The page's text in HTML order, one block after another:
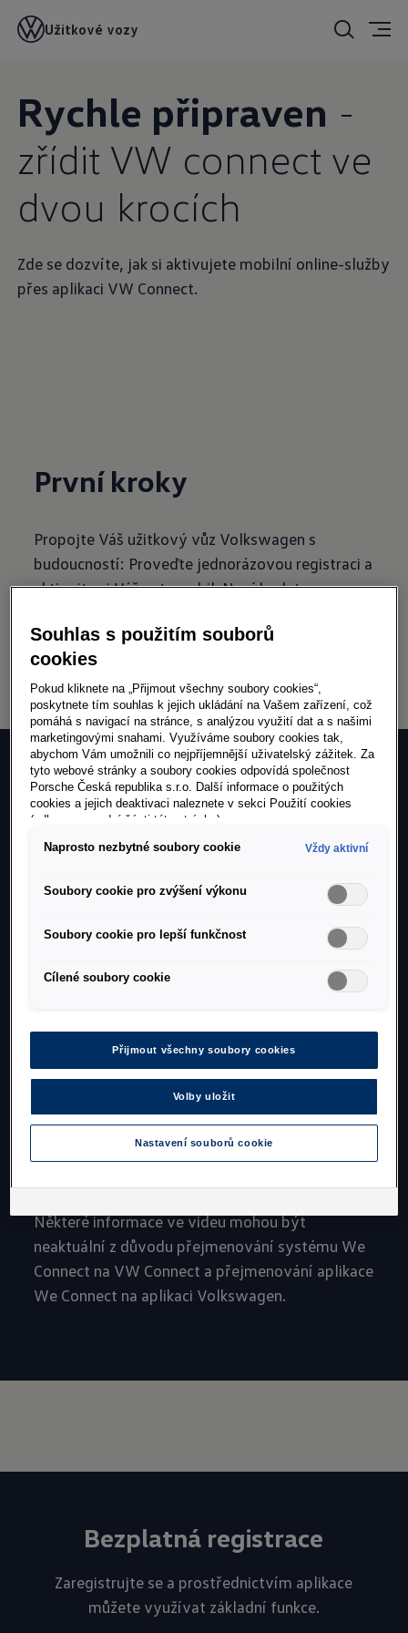
Užitkové vozy
Rychle připraven -
zřídit VW connect ve
dvou krocích
Zde se dozvíte, jak si aktivujete mobilní online-služby
přes aplikaci VW Connect.
První kroky
Propojte Váš užitkový vůz Volkswagen s
budoucností: Proveďte jednorázovou registraci a
aktivujte si Váš automobil. Nyní budete
Volkswagen Užitkové vozy.
YouTube is blocked
Adjust cookie settings
Video průvodce
V několika minutách se
informace o systému VW
Connect. Jak funguje, jak
se do něj přihlásíte, jaké
funkce.
S čím Vás seznámíme?
- vytvoření uživatelského účtu
- aktivace vozu
- nastavení hlavního uživatele
- představení jednotlivých funkcí
Některé informace ve videu mohou být
neaktuální z důvodu přejmenování systému We
Connect na VW Connect a přejmenování aplikace
We Connect na aplikaci Volkswagen.
Bezplatná registrace
Zaregistrujte se a prostřednictvím aplikace
můžete využívat základní funkce.
Souhlas s použitím souborů
cookies
Pokud kliknete na „Přijmout všechny soubory cookies“,
poskytnete tím souhlas k jejich ukládání na Vašem zařízení, což
pomáhá s navigací na stránce, s analýzou využití dat a s našimi
marketingovými snahami. Využíváme soubory cookies tak,
abychom Vám umožnili co nejpříjemnější uživatelský zážitek. Za
tyto webové stránky a soubory cookies odpovídá společnost
Porsche Česká republika s.r.o. Další informace o použitých
cookies a jejich deaktivaci naleznete v sekci Použití cookies
(odkaz ve spodní části této stránky).
Naprosto nezbytné soubory cookie Vždy aktivní
Soubory cookie pro zvýšení výkonu
Soubory cookie pro lepší funkčnost
Cílené soubory cookie
Přijmout všechny soubory cookies
Volby uložit
Nastavení souborů cookie